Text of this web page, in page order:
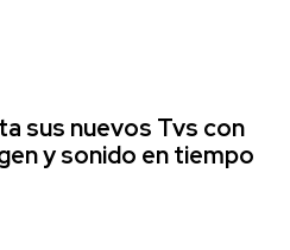
sus nuevos Tvs con
y sonido en tiempo